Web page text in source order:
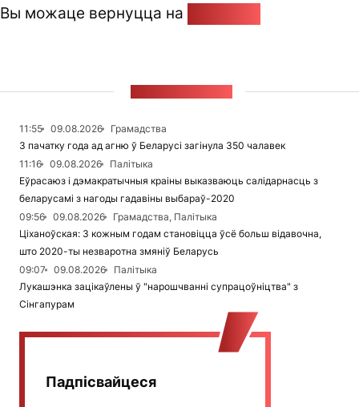
Вы можаце вернуцца на
11:55 09.08.2026
Грамадства
З пачатку года ад агню ў Беларусі загінула 350 чалавек
11:16
09.08.2026
Палітыка
Еўрасаюз і дэмакратычныя краіны выказваюць салідарнасць з
беларусамі з нагоды гадавіны выбараў-2020
09:56
09.08.2026
Грамадства, Палітыка
Ціханоўская: З кожным годам становіцца ўсё больш відавочна,
што 2020-ты незваротна змяніў Беларусь
09:07
09.08.2026
Палітыка
Лукашэнка зацікаўлены ў "нарошчванні супрацоўніцтва" з
Сінгапурам
Падпісвайцеся